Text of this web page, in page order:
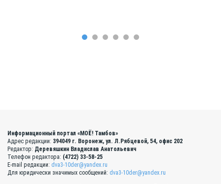
Информационный портал «МОЁ! Тамбов»
Адрес редакции: 394049 г. Воронеж, ул. Л.Рябцевой, 54, офис 202
Редактор: Деревяшкин Владислав Анатольевич
Телефон редактора: (4722) 33-58-25
E-mail редакции: dva3-10der@yandex.ru
Для юридически значимых сообщений: dva3-10der@yandex.ru